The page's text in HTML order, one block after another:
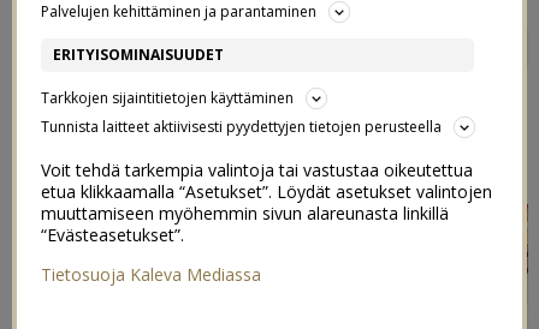
VOIKO LASTEN KANSSA
KÄYDÄ HIENOSSA
RAVINTOLASSA?
25/01/2017
Palvelujen kehittäminen ja parantaminen
ERITYISOMINAISUUDET
Tarkkojen sijaintitietojen käyttäminen
Tunnista laitteet aktiivisesti pyydettyjen tietojen perusteella
Voit tehdä tarkempia valintoja tai vastustaa oikeutettua
etua klikkaamalla “Asetukset”. Löydät asetukset valintojen
muuttamiseen myöhemmin sivun alareunasta linkillä
“Evästeasetukset”.
Tietosuoja Kaleva Mediassa